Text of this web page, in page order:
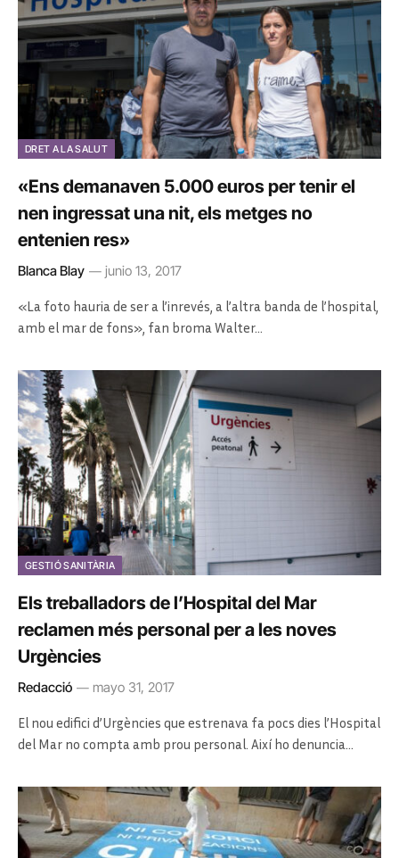
DRET A LA SALUT
«Ens demanaven 5.000 euros per tenir el
nen ingressat una nit, els metges no
entenien res»
Blanca Blay junio 13, 2017
«La foto hauria de ser a l’inrevés, a l’altra banda de l’hospital,
amb el mar de fons», fan broma Walter…
GESTIÓ SANITÀRIA
Els treballadors de l’Hospital del Mar
reclamen més personal per a les noves
Urgències
Redacció mayo 31, 2017
El nou edifici d’Urgències que estrenava fa pocs dies l’Hospital
del Mar no compta amb prou personal. Així ho denuncia…